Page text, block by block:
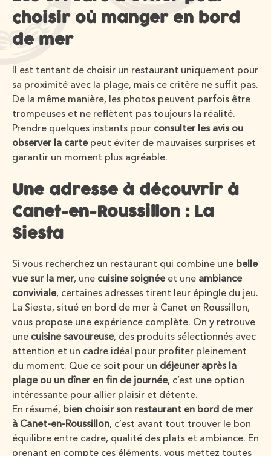
choisir où manger en bord
de mer
Il est tentant de choisir un restaurant uniquement pour
sa proximité avec la plage, mais ce critère ne suffit pas.
De la même manière, les photos peuvent parfois être
trompeuses et ne reflètent pas toujours la réalité.
Prendre quelques instants pour consulter les avis ou
observer la cartepeut éviter de mauvaises surprises et
garantir un moment plus agréable.
Une adresse à découvrir à
Canet-en-Roussillon : La
Siesta
Si vous recherchez un restaurant qui combine une belle
vue sur la mer, une cuisine soignéeet une ambiance
conviviale, certaines adresses tirent leur épingle du jeu.
La Siesta, situé en bord de mer à Canet en Roussillon,
vous propose une expérience complète. On y retrouve
une cuisine savoureuse, des produits sélectionnés avec
attention et un cadre idéal pour profiter pleinement
du moment. Que ce soit pour un déjeuner après la
plage ou un dîner en fin de journée, c’est une option
intéressante pour allier plaisir et détente.
En résumé, bien choisir son restaurant en bord de mer
à Canet-en-Roussillon, c’est avant tout trouver le bon
équilibre entre cadre, qualité des plats et ambiance. En
prenant en compte ces éléments, vous mettez toutes